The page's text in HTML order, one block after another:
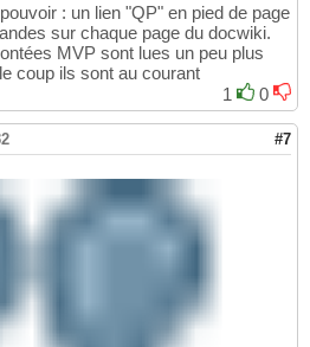
: un lien "QP" en pied de page
sur chaque page du docwiki.
MVP sont lues un peu plus
coup ils sont au courant
1
0
#7